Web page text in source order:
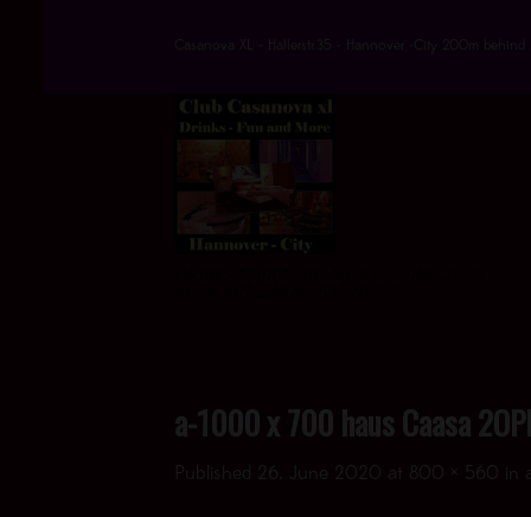
Casanova XL - Hallerstr.35 - Hannover -City 200m
a-1000 x 700 haus Caasa
Published 26. June 2020 at 800 × 560